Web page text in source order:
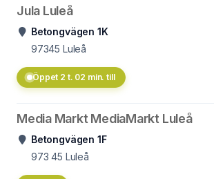
Jula Luleå
Betongvägen 1K
97345 Luleå
Öppet 2 t. 02 min. till
Media Markt MediaMarkt Luleå
Betongvägen 1F
973 45 Luleå